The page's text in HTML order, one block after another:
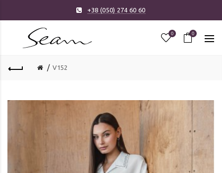
+38 (050) 274 60 60
0 0
V152